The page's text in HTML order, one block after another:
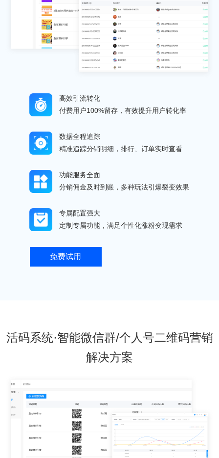
高效引流转化
付费用户100%留存，有效提升用户转化率
数据全程追踪
精准追踪分销明细，排行、订单实时查看
功能服务全面
分销佣金及时到账，多种玩法引爆裂变效果
专属配置强大
定制专属功能，满足个性化涨粉变现需求
免费试用
活码系统·智能微信群/个人号二维码营销
解决方案